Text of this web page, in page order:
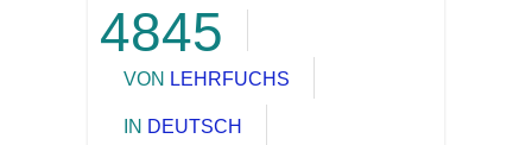
4845
VON LEHRFUCHS
IN DEUTSCH